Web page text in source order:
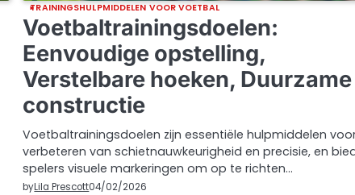
TRAININGSHULPMIDDELEN VOOR VOETBAL
Voetbaltrainingsdoelen:
Eenvoudige opstelling,
Verstelbare hoeken, Duurzame
constructie
Voetbaltrainingsdoelen zijn essentiële hulpmiddelen
verbeteren van schietnauwkeurigheid en precisie, en
spelers visuele markeringen om op te richten…
byLila Prescott04/02/2026